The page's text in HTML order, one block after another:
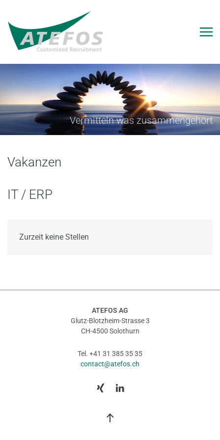
Vermitteln was zusammengehört
Vakanzen
IT / ERP
Zurzeit keine Stellen
ATEFOS AG
Glutz-Blotzheim-Strasse 3
CH-4500 Solothurn
Tel. +41 31 385 35 35
contact@atefos.ch